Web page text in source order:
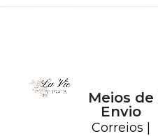
Meios de
Envio
Correios |